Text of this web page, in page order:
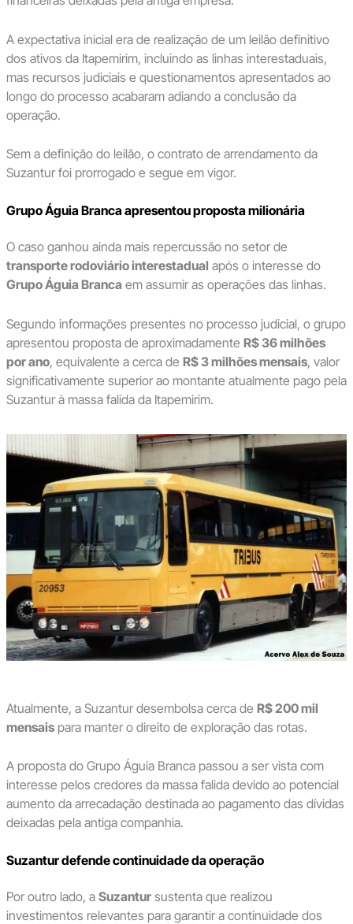
A expectativa inicial era de realização de um leilão definitivo
dos ativos da Itapemirim, incluindo as linhas interestaduais,
mas recursos judiciais e questionamentos apresentados ao
longo do processo acabaram adiando a conclusão da
operação.
Sem a definição do leilão, o contrato de arrendamento da
Suzantur foi prorrogado e segue em vigor.
Grupo Águia Branca apresentou proposta milionária
O caso ganhou ainda mais repercussão no setor de
transporte rodoviário interestadual após o interesse do
Grupo Águia Branca em assumir as operações das linhas.
Segundo informações presentes no processo judicial, o grupo
apresentou proposta de aproximadamente R$ 36 milhões
por ano, equivalente a cerca de R$ 3 milhões mensais, valor
significativamente superior ao montante atualmente pago pela
Suzantur à massa falida da Itapemirim.
Atualmente, a Suzantur desembolsa cerca de R$ 200 mil
mensaispara manter o direito de exploração das rotas.
A proposta do Grupo Águia Branca passou a ser vista com
interesse pelos credores da massa falida devido ao potencial
aumento da arrecadação destinada ao pagamento das dívidas
deixadas pela antiga companhia.
Suzantur defende continuidade da operação
Por outro lado, a Suzantursustenta que realizou
investimentos relevantes para garantir a continuidade dos